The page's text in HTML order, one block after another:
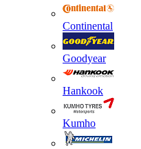
Continental
Goodyear
Hankook
Kumho